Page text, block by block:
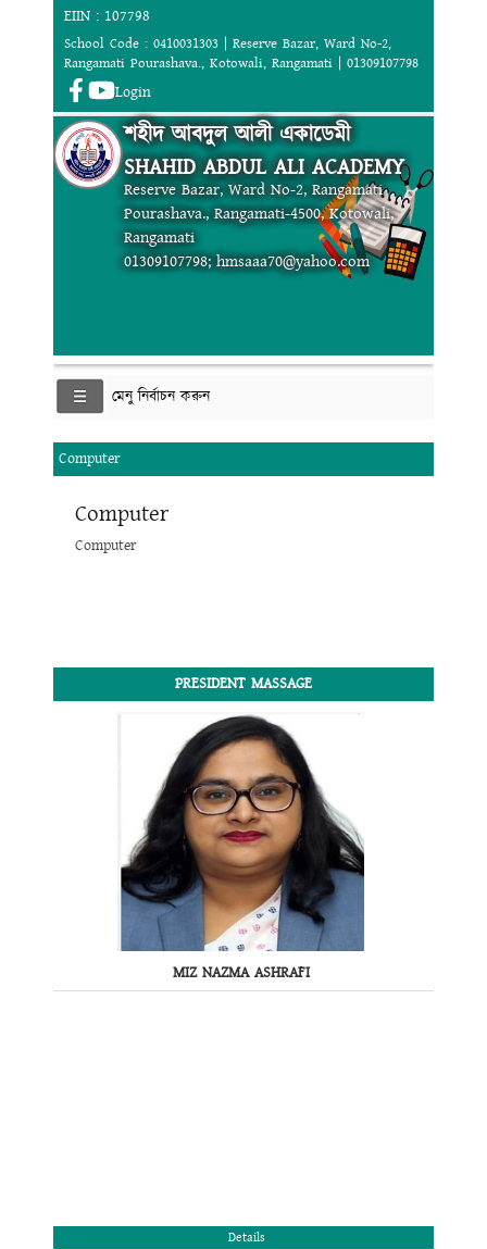
EIIN : 107798
School Code : 0410031303 | Reserve Bazar, Ward No-2,
Rangamati Pourashava., Kotowali, Rangamati | 01309107798
Login
শহীদ আবদুল আলী একাডেমী
SHAHID ABDUL ALI ACADEMY
Reserve Bazar, Ward No-2, Rangamati
Pourashava., Rangamati-4500, Kotowali,
Rangamati
01309107798; hmsaaa70@yahoo.com
মেনু নির্বাচন করুন
Computer
Computer
Computer
PRESIDENT MASSAGE
MIZ NAZMA ASHRAFI
Details